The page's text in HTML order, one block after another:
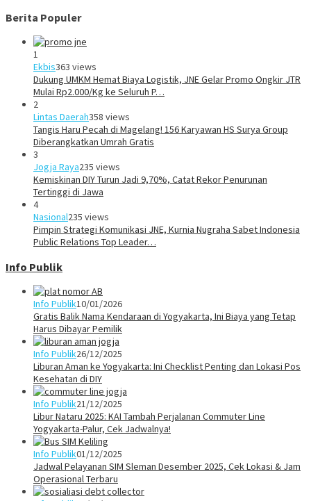
Berita Populer
1
Ekbis363 views
Dukung UMKM Hemat Biaya Logistik, JNE Gelar Promo Ongkir JTR
Mulai Rp2.000/Kg ke Seluruh P…
2
Lintas Daerah358 views
Tangis Haru Pecah di Magelang! 156 Karyawan HS Surya Group
Diberangkatkan Umrah Gratis
3
Jogja Raya235 views
Kemiskinan DIY Turun Jadi 9,70%, Catat Rekor Penurunan
Tertinggi di Jawa
4
Nasional235 views
Pimpin Strategi Komunikasi JNE, Kurnia Nugraha Sabet Indonesia
Public Relations Top Leader…
Info Publik
Info Publik10/01/2026
Gratis Balik Nama Kendaraan di Yogyakarta, Ini Biaya yang Tetap
Harus Dibayar Pemilik
Info Publik26/12/2025
Liburan Aman ke Yogyakarta: Ini Checklist Penting dan Lokasi Pos
Kesehatan di DIY
Info Publik21/12/2025
Libur Nataru 2025: KAI Tambah Perjalanan Commuter Line
Yogyakarta-Palur, Cek Jadwalnya!
Info Publik01/12/2025
Jadwal Pelayanan SIM Sleman Desember 2025, Cek Lokasi & Jam
Operasional Terbaru